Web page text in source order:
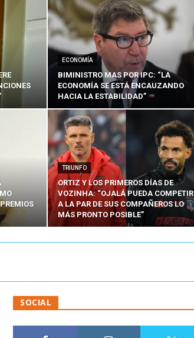
ECONOMÍA
BIMINISTRO MAS POR IPC: “LA
ECONOMÍA SE ESTÁ ENCAUZANDO
HACIA LA ESTABILIDAD”
TRIUNFO
ORTIZ Y LOS PRIMEROS DÍAS DE
VOZINHA: “OJALÁ PUEDA COMPETIR
A LA PAR DE SUS COMPAÑEROS LO
MÁS PRONTO POSIBLE”
SOCIAL